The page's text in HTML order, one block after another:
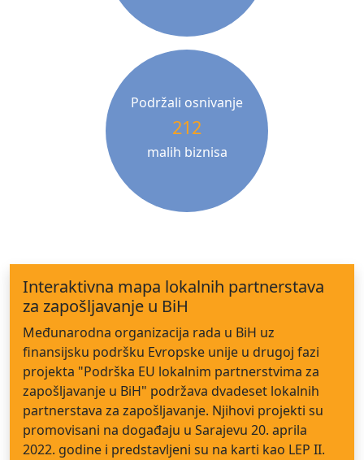
Podržali osnivanje
212
malih biznisa
Interaktivna mapa lokalnih partnerstava
za zapošljavanje u BiH
Međunarodna organizacija rada u BiH uz
finansijsku podršku Evropske unije u drugoj fazi
projekta "Podrška EU lokalnim partnerstvima za
zapošljavanje u BiH" podržava dvadeset lokalnih
partnerstava za zapošljavanje. Njihovi projekti su
promovisani na događaju u Sarajevu 20. aprila
2022. godine i predstavljeni su na karti kao LEP II.